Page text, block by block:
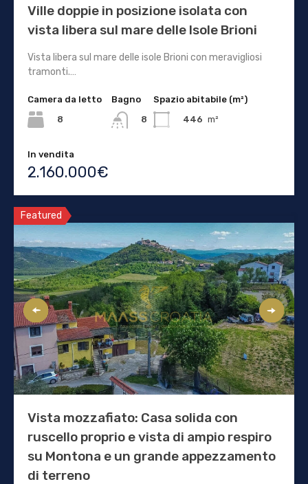
Ville doppie in posizione isolata con
vista libera sul mare delle Isole Brioni
Vista libera sul mare delle isole Brioni con meravigliosi
tramonti.…
Camera da letto
8
Bagno
8
Spazio abitabile (m²)
446 m²
In vendita
2.160.000€
Featured
Vista mozzafiato: Casa solida con
ruscello proprio e vista di ampio respiro
su Montona e un grande appezzamento
di terreno